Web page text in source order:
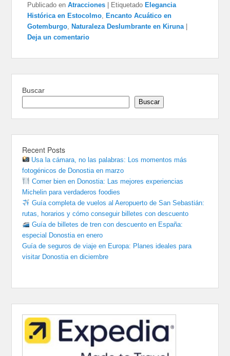
Publicado en Atracciones | Etiquetado Elegancia
Histórica en Estocolmo ,Encanto Acuático en
Gotemburgo ,Naturaleza Deslumbrante en Kiruna |
Deja un comentario
Buscar
Buscar
Recent Posts
Usa la cámara, no las palabras: Los momentos más
fotogénicos de Donostia en marzo
Comer bien en Donostia: Las mejores experiencias
Michelin para verdaderos foodies
Guía completa de vuelos al Aeropuerto de San Sebastián:
rutas, horarios y cómo conseguir billetes con descuento
Guía de billetes de tren con descuento en España:
especial Donostia en enero
Guía de seguros de viaje en Europa: Planes ideales para
visitar Donostia en diciembre